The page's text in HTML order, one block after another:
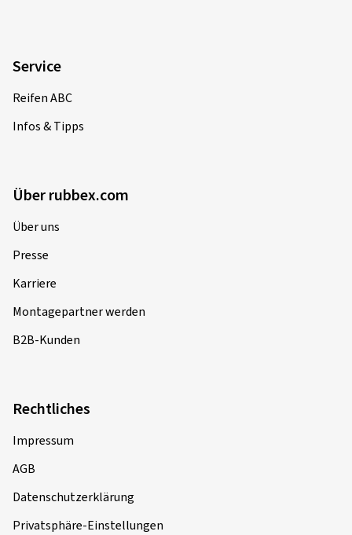
Service
Reifen ABC
Infos & Tipps
Über rubbex.com
Über uns
Presse
Karriere
Montagepartner werden
B2B-Kunden
Rechtliches
Impressum
AGB
Datenschutzerklärung
Privatsphäre-Einstellungen